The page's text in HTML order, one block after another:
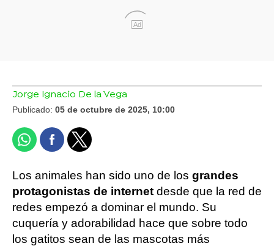
Ad
Jorge Ignacio De la Vega
Publicado: 05 de octubre de 2025, 10:00
Los animales han sido uno de los grandes
protagonistas de internet desde que la red de
redes empezó a dominar el mundo. Su
cuquería y adorabilidad hace que sobre todo
los gatitos sean de las mascotas más